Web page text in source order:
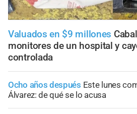
Valuados en $9 millones
monitores de un hospital y
controlada
Ocho años después Este lunes
Álvarez: de qué se lo acusa